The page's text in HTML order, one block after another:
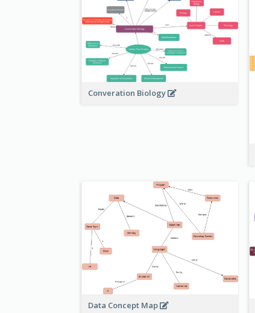
Converation Biology
Data Concept Map